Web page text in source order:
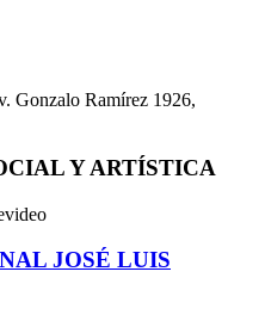
Gonzalo Ramírez 1926,
Y ARTÍSTICA
JOSÉ LUIS